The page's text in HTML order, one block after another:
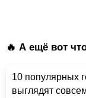
🔥 А ещё вот
10 популярных
выглядят